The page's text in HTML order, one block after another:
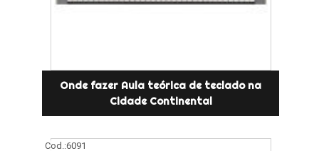
Onde fazer Aula teórica de teclado na
Cidade Continental
Cod.:6091